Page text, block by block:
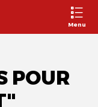
Menu
POUR